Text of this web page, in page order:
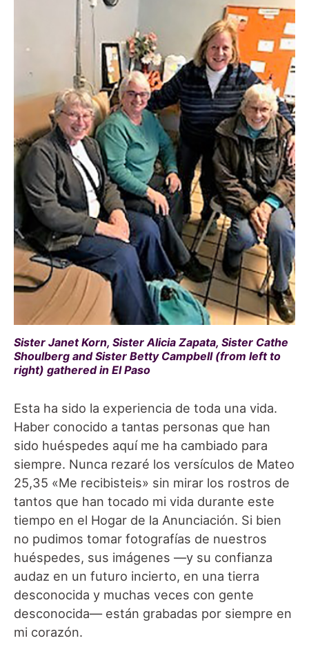
Sister Janet Korn, Sister Alicia Zapata, Sister Cathe
Shoulberg and Sister Betty Campbell (from left to
right) gathered in El Paso
Esta ha sido la experiencia de toda una vida.
Haber conocido a tantas personas que han
sido huéspedes aquí me ha cambiado para
siempre. Nunca rezaré los versículos de Mateo
25,35 «Me recibisteis» sin mirar los rostros de
tantos que han tocado mi vida durante este
tiempo en el Hogar de la Anunciación. Si bien
no pudimos tomar fotografías de nuestros
huéspedes, sus imágenes —y su confianza
audaz en un futuro incierto, en una tierra
desconocida y muchas veces con gente
desconocida— están grabadas por siempre en
mi corazón.